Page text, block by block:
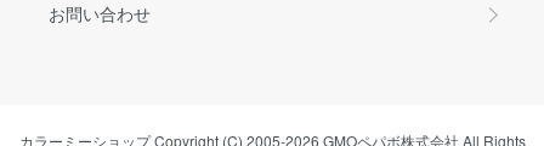
お問い合わせ
カラーミーショップCopyright (C) 2005-2026 GMOペパボ株式会社 All Rights